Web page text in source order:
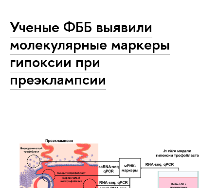
Ученые ФББ выявили
молекулярные маркеры
гипоксии при
преэклампсии